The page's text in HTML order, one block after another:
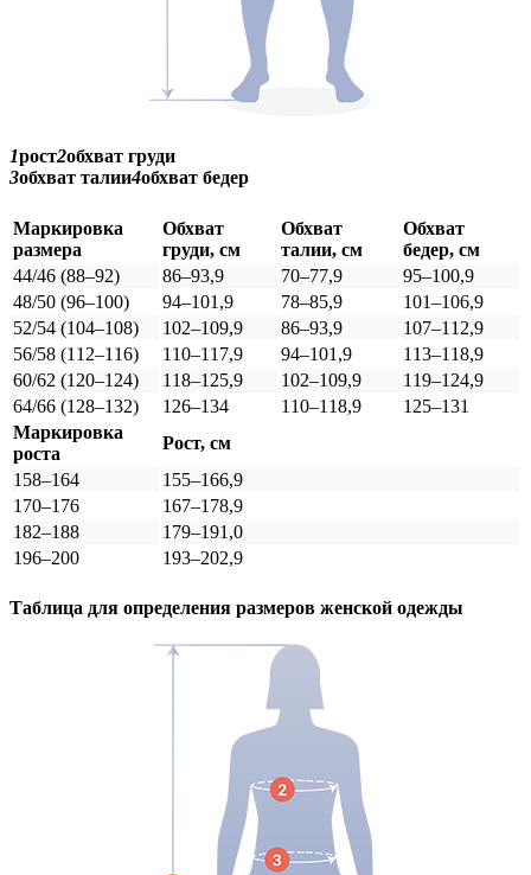
1рост2обхват груди
3обхват талии4обхват бедер
Маркировка
размера
Обхват
груди, см
Обхват
талии, см
Обхват
бедер, см
44/46 (88–92)
86–93,9 70–77,9
95–100,9
48/50 (96–100)
94–101,9 78–85,9
101–106,9
52/54 (104–108)
102–109,9 86–93,9
107–112,9
56/58 (112–116)
110–117,9 94–101,9
113–118,9
60/62 (120–124)
118–125,9 102–109,9
119–124,9
64/66 (128–132)
126–134 110–118,9
125–131
Маркировка
роста
Рост, см
158–164
155–166,9
170–176
167–178,9
182–188
179–191,0
196–200
193–202,9
Таблица для определения размеров женской одежды